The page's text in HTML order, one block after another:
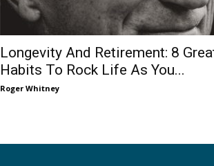
Longevity And Retirement: 8
Habits To Rock Life As You...
Roger Whitney